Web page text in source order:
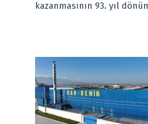
kazanmasının 93. yıl